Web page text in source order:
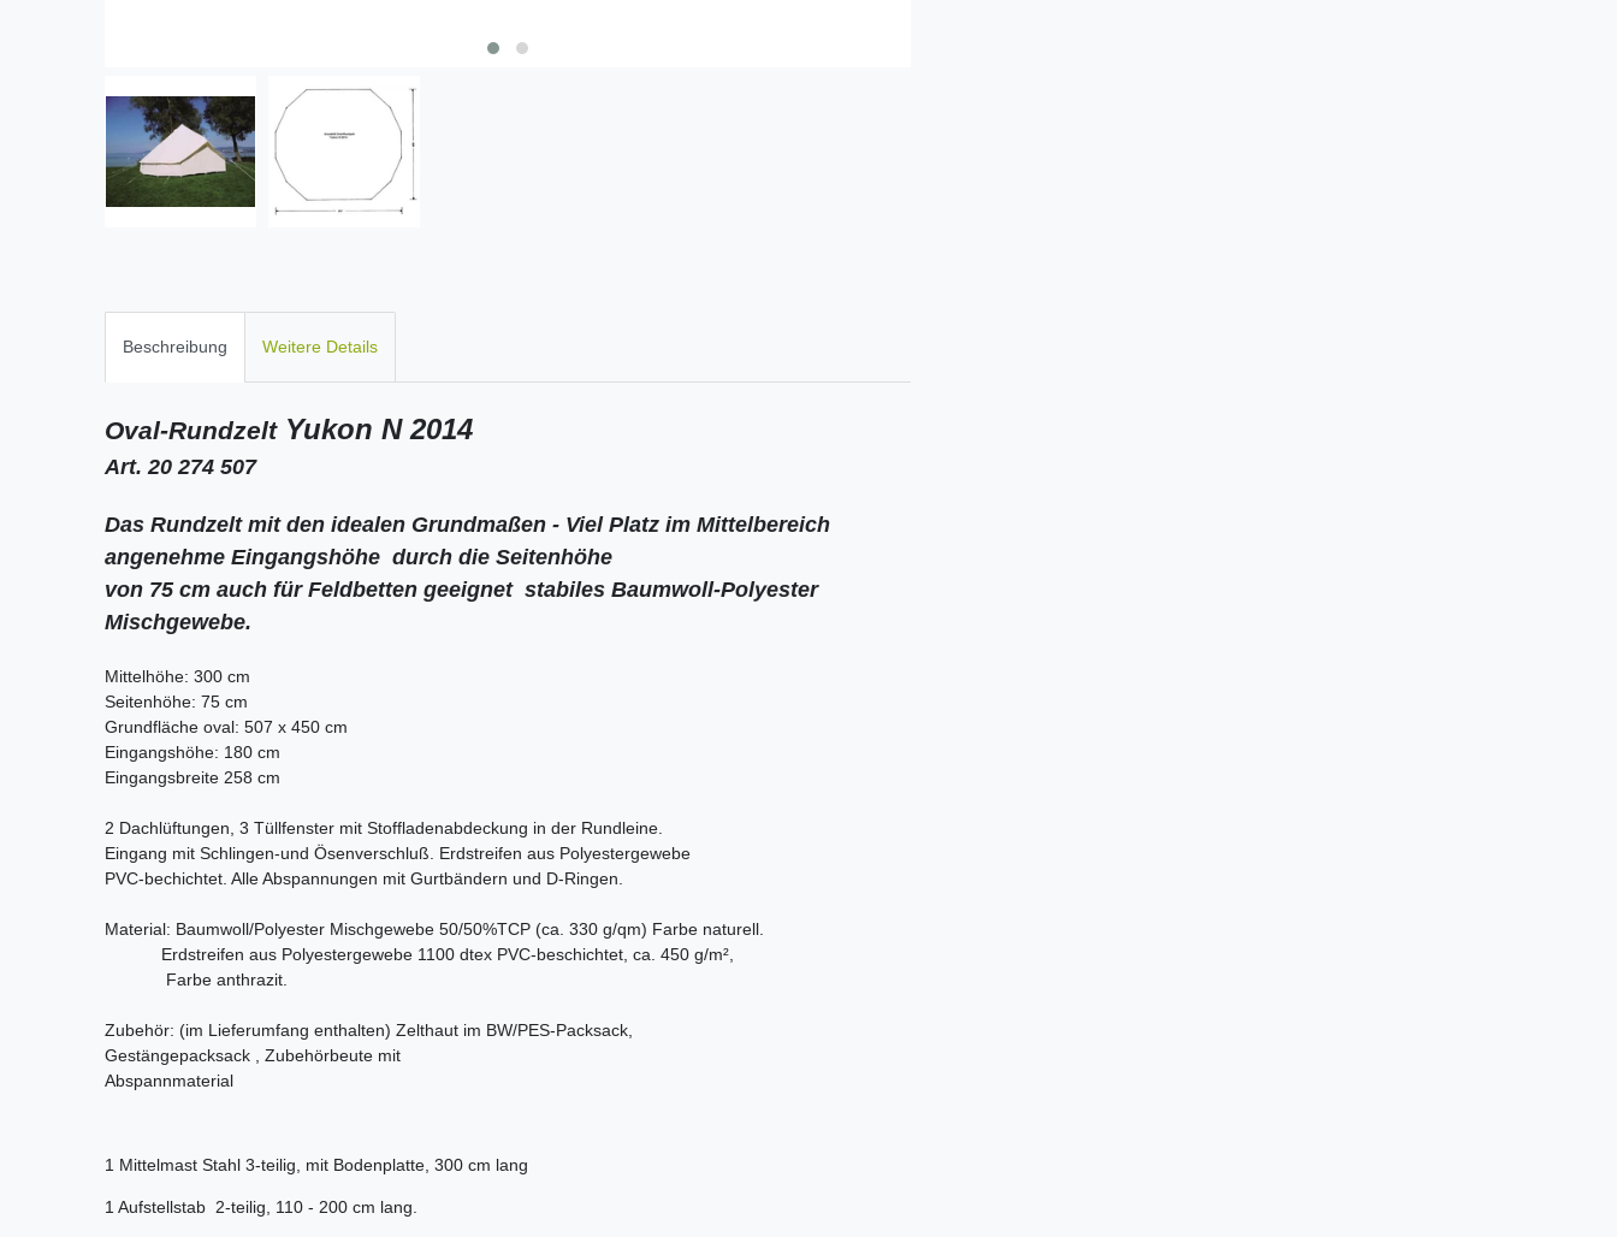
Beschreibung Weitere Details
Oval-RundzeltYukon N 2014
Art. 20 274 507
Das Rundzelt mit den idealen Grundmaßen - Viel Platz im Mittelbereich 
angenehme Eingangshöhe  durch die Seitenhöhe
von 75 cm auch für Feldbetten geeignet  stabiles Baumwoll-Polyester
Mischgewebe.
Mittelhöhe: 300 cm
Seitenhöhe: 75 cm
Grundfläche oval: 507 x 450 cm
Eingangshöhe: 180 cm
Eingangsbreite 258 cm
2 Dachlüftungen, 3 Tüllfenster mit Stoffladenabdeckung in der Rundleine.
Eingang mit Schlingen-und Ösenverschluß. Erdstreifen aus Polyestergewebe
PVC-bechichtet. Alle Abspannungen mit Gurtbändern und D-Ringen.
Material: Baumwoll/Polyester Mischgewebe 50/50%TCP (ca. 330 g/qm) Farbe naturell.
Erdstreifen aus Polyestergewebe 1100 dtex PVC-beschichtet, ca. 450 g/m²,
Farbe anthrazit.
Zubehör: (im Lieferumfang enthalten) Zelthaut im BW/PES-Packsack,
Gestängepacksack , Zubehörbeute mit
Abspannmaterial
1 Mittelmast Stahl 3-teilig, mit Bodenplatte, 300 cm lang
1 Aufstellstab 2-teilig, 110 - 200 cm lang.